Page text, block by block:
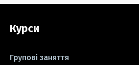
#grammar #writing
#пісні
Курси
Групові заняття